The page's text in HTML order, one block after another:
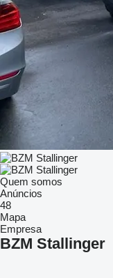
Quem somos
Anúncios
48
Mapa
Empresa
BZM Stallinger